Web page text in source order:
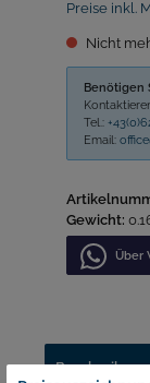
Preise inkl.
Nicht
Benötigen
Tel.:
Email:
Gewicht:
Über
Beschreibung